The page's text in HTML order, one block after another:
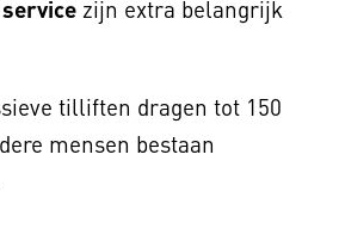
zijn extra belangrijk
tilliften dragen tot 150
mensen bestaan